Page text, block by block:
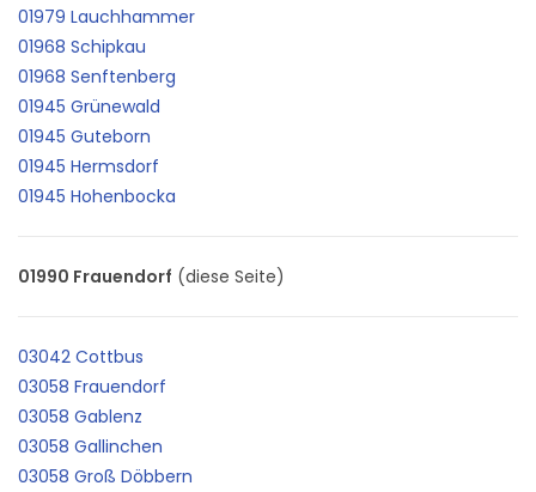
01979 Lauchhammer
01968 Schipkau
01968 Senftenberg
01945 Grünewald
01945 Guteborn
01945 Hermsdorf
01945 Hohenbocka
01990 Frauendorf (diese Seite)
03042 Cottbus
03058 Frauendorf
03058 Gablenz
03058 Gallinchen
03058 Groß Döbbern